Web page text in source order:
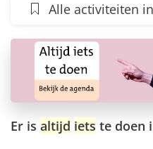
Alle activiteiten
Er is altijd iets te doen